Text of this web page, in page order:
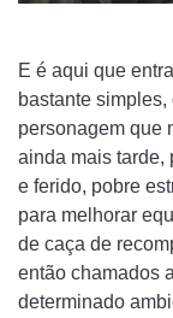
E é aqui que
bastante
personagem que
ainda mais tarde,
e ferido, pobre
para melhorar
de caça de
então chamados
determinado